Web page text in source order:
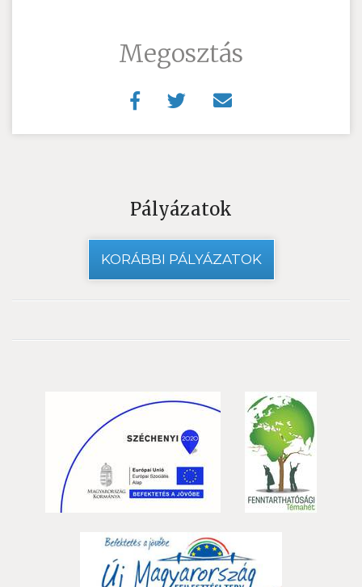
Megosztás
Pályázatok
KORÁBBI PÁLYÁZATOK